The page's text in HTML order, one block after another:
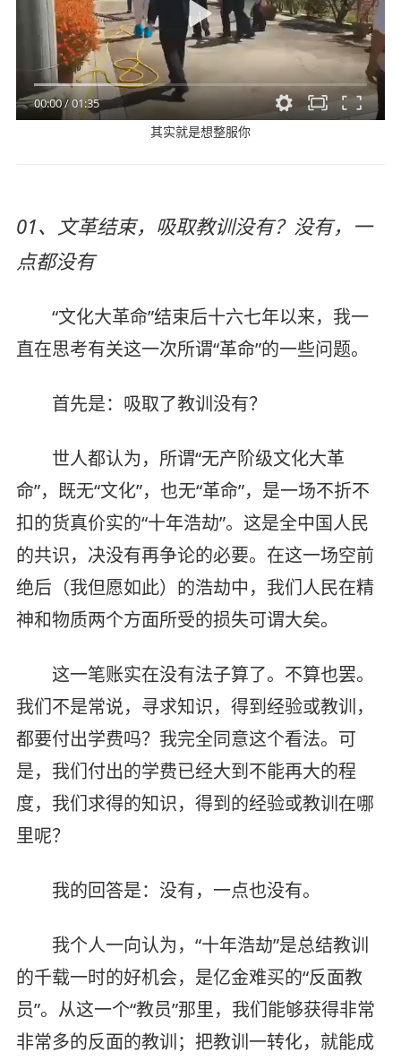
00:00/01:35
其实就是想整服你
01、文革结束，吸取教训没有？没有，一
点都没有
“文化大革命”结束后十六七年以来，我一
直在思考有关这一次所谓“革命”的一些问题。
首先是：吸取了教训没有？
世人都认为，所谓“无产阶级文化大革
命”，既无“文化”，也无“革命”，是一场不折不
扣的货真价实的“十年浩劫”。这是全中国人民
的共识，决没有再争论的必要。在这一场空前
绝后（我但愿如此）的浩劫中，我们人民在精
神和物质两个方面所受的损失可谓大矣。
这一笔账实在没有法子算了。不算也罢。
我们不是常说，寻求知识，得到经验或教训，
都要付出学费吗？我完全同意这个看法。可
是，我们付出的学费已经大到不能再大的程
度，我们求得的知识，得到的经验或教训在哪
里呢？
我的回答是：没有，一点也没有。
我个人一向认为，“十年浩劫”是总结教训
的千载一时的好机会，是亿金难买的“反面教
员”。从这一个“教员”那里，我们能够获得非常
非常多的反面的教训；把教训一转化，就能成